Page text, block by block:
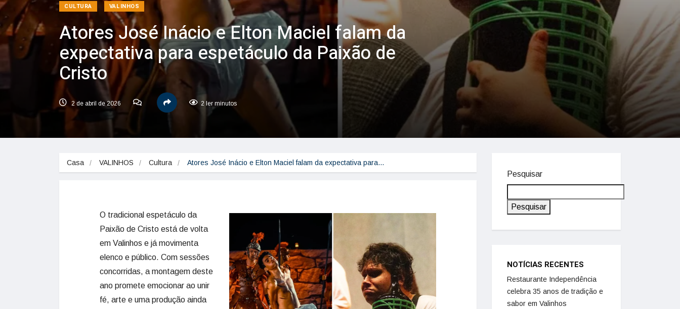
CULTURA VALINHOS
Atores José Inácio e Elton Maciel falam da
expectativa para espetáculo da Paixão de
Cristo
2 de abril de 2026 2 ler minutos
Casa VALINHOS Cultura Atores José Inácio e Elton Maciel falam da expectativa para…
O tradicional espetáculo da
Paixão de Cristo está de volta
em Valinhos e já movimenta
elenco e público. Com sessões
concorridas, a montagem deste
ano promete emocionar ao unir
fé, arte e uma produção ainda
Pesquisar
Pesquisar
NOTÍCIAS RECENTES
Restaurante Independência
celebra 35 anos de tradição e
sabor em Valinhos